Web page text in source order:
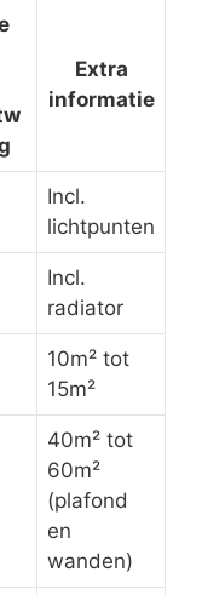
Extra
informatie
Incl.
lichtpunten
Incl.
radiator
10m² tot
15m²
40m² tot
60m²
(plafond
en
wanden)